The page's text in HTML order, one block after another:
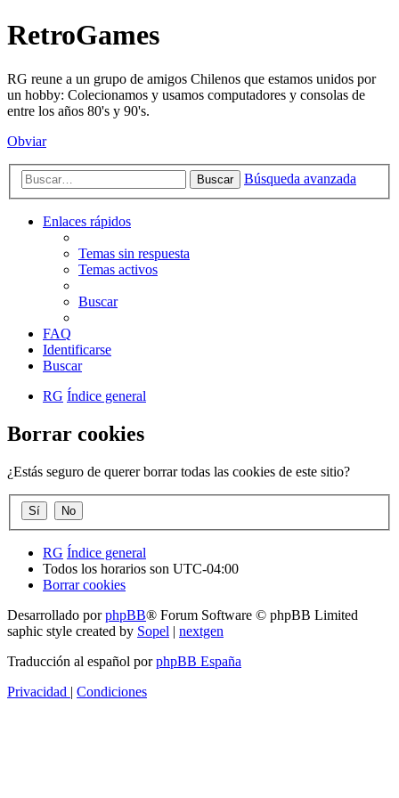
RetroGames
RG reune a un grupo de amigos Chilenos que estamos unidos por
un hobby: Colecionamos y usamos computadores y consolas de
entre los años 80's y 90's.
Obviar
Buscar Búsqueda avanzada
Enlaces rápidos
Temas sin respuesta
Temas activos
Buscar
FAQ
Identificarse
Buscar
RG Índice general
Borrar cookies
¿Estás seguro de querer borrar todas las cookies de este sitio?
RG Índice general
Todos los horarios son UTC-04:00
Borrar cookies
Desarrollado porphpBB® Forum Software © phpBB Limited
saphic style created by Sopel | nextgen
Traducción al español porphpBB España
Privacidad | Condiciones